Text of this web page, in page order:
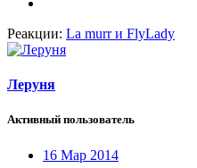
Реакции: La murrи FlyLady
Леруня
Активный пользователь
16 Мар 2014